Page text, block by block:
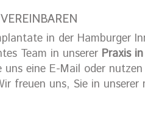
in der Hamburger
Team in unserer Praxis
eine E-Mail oder
freuen uns, Sie in unserer